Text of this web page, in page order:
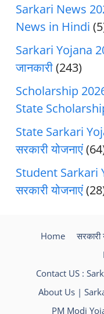
Sarkari News
News in Hindi
Sarkari Yojana
जानकारी(243)
Scholarship
State
State Sarkari
सरकारी योजनाएं
Student Sarkari
सरकारी योजनाएं
Home सरकारी
Contact US :
About Us |
PM Modi